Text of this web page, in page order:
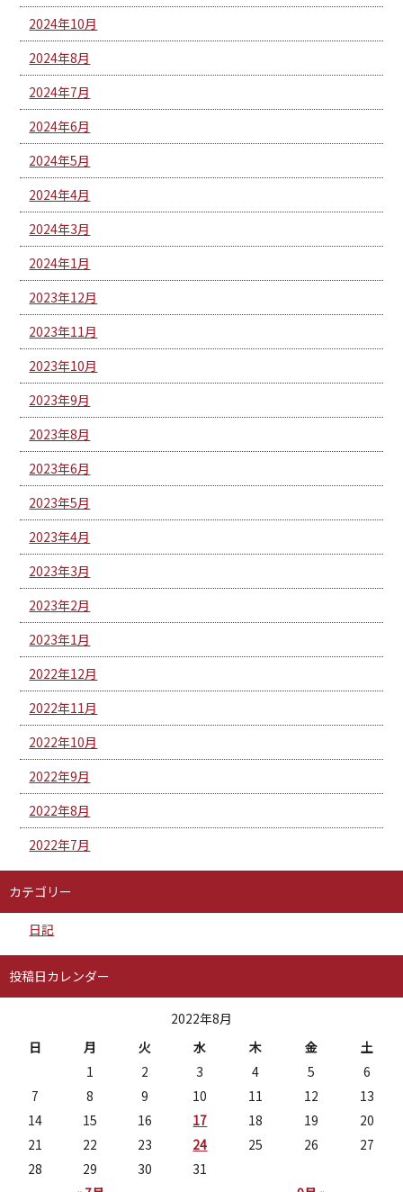
2024年10月
2024年8月
2024年7月
2024年6月
2024年5月
2024年4月
2024年3月
2024年1月
2023年12月
2023年11月
2023年10月
2023年9月
2023年8月
2023年6月
2023年5月
2023年4月
2023年3月
2023年2月
2023年1月
2022年12月
2022年11月
2022年10月
2022年9月
2022年8月
2022年7月
カテゴリー
日記
投稿日カレンダー
2022年8月
日
月 火 水 木 金 土
1 2 3 4 5
6
7
8 9 10 11 12
13
14
15 16 17 18 19
20
21
22 23 24 25 26
27
28
29 30 31